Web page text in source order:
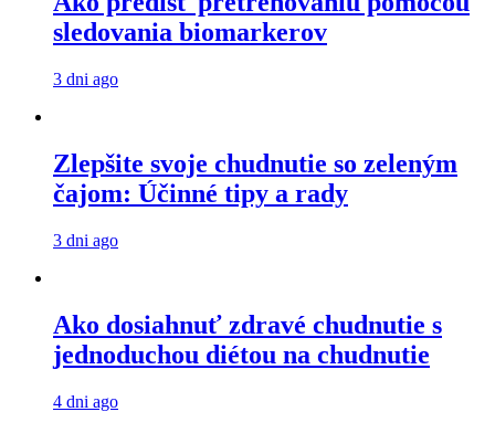
sledovania biomarkerov
3 dni ago
Zlepšite svoje chudnutie so zeleným
čajom: Účinné tipy a rady
3 dni ago
Ako dosiahnuť zdravé chudnutie s
jednoduchou diétou na chudnutie
4 dni ago